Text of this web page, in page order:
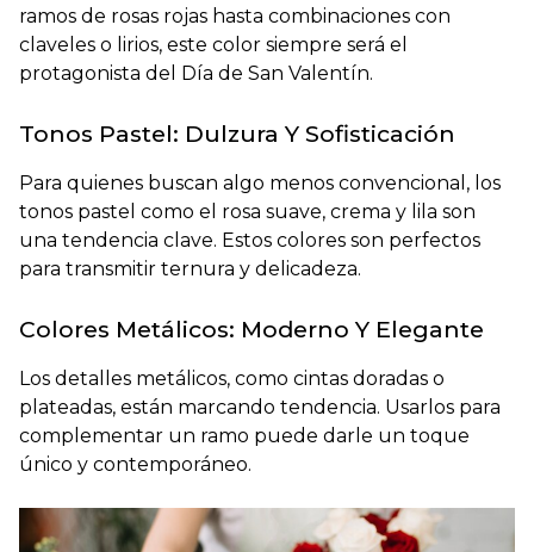
ramos de rosas rojas hasta combinaciones con
claveles o lirios, este color siempre será el
protagonista del Día de San Valentín.
Tonos Pastel: Dulzura Y Sofisticación
Para quienes buscan algo menos convencional, los
tonos pastel como el rosa suave, crema y lila son
una tendencia clave. Estos colores son perfectos
para transmitir ternura y delicadeza.
Colores Metálicos: Moderno Y Elegante
Los detalles metálicos, como cintas doradas o
plateadas, están marcando tendencia. Usarlos para
complementar un ramo puede darle un toque
único y contemporáneo.